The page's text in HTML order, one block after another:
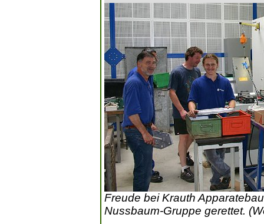
Freude bei Krauth
Nussbaum-Gruppe gerettet.